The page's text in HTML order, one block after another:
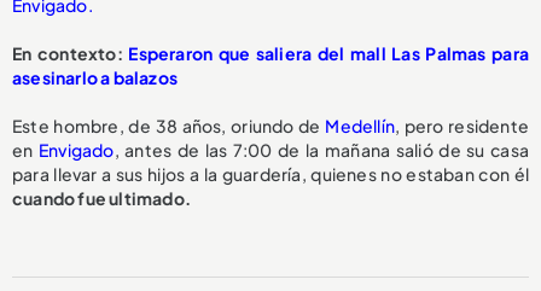
Envigado.
En contexto: Esperaron que saliera del mall Las Palmas para
asesinarlo a balazos
Este hombre, de 38 años, oriundo de Medellín, pero residente
en Envigado, antes de las 7:00 de la mañana salió de su casa
para llevar a sus hijos a la guardería, quienes no estaban con él
cuando fue ultimado.